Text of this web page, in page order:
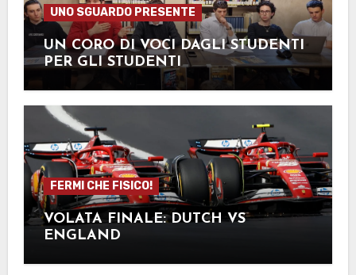
UNO SGUARDO PRESENTE
UN CORO DI VOCI DAGLI STUDENTI
PER GLI STUDENTI
FERMI CHE FISICO!
VOLATA FINALE: DUTCH VS
ENGLAND